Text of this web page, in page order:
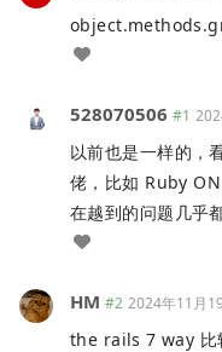
528070506 #1
以前也是一样的，
佬，比如 Ruby
在越到的问题几乎
HM #2 2024年11月
the rails 7 way 比